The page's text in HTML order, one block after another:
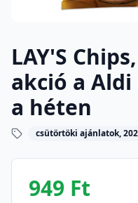
LAY'S
akció a
a héten
csütörtöki ajánlatok,
949 Ft